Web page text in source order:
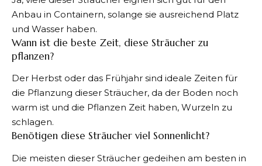
Anbau in Containern, solange sie ausreichend Platz
und Wasser haben.
Wann ist die beste Zeit, diese Sträucher zu
pflanzen?
Der Herbst oder das Frühjahr sind ideale Zeiten für
die Pflanzung dieser Sträucher, da der Boden noch
warm ist und die Pflanzen Zeit haben, Wurzeln zu
schlagen.
Benötigen diese Sträucher viel Sonnenlicht?
Die meisten dieser Sträucher gedeihen am besten in